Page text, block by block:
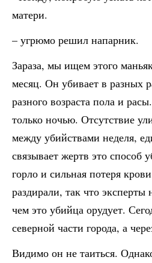
матери.
– угрюмо решил напарник.
Зараза, мы ищем этого
месяц. Он убивает в разных
разного возраста пола и
только ночью. Отсутствие
между убийствами неделя,
связывает жертв это способ
горло и сильная потеря
раздирали, так что эксперты
чем это убийца орудует.
северной части города, а
Видимо он не таиться.